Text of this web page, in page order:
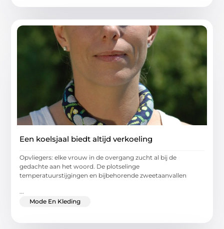
Een koelsjaal biedt altijd verkoeling
Opvliegers: elke vrouw in de overgang zucht al bij de
gedachte aan het woord. De plotselinge
temperatuurstijgingen en bijbehorende zweetaanvallen
...
Mode En Kleding